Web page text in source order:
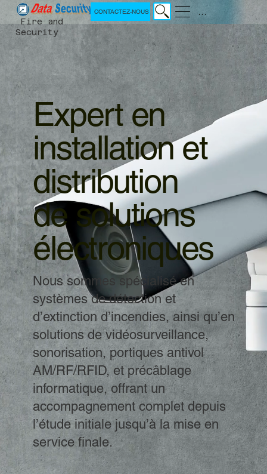
Fire and
Security
Menu
CONTACTEZ-NOUS
Expert en
installation et
distribution
de solutions
électroniques
Nous sommes spécialisé en
systèmes de détection et
d’extinction d’incendies, ainsi qu’en
solutions de vidéosurveillance,
sonorisation, portiques antivol
AM/RF/RFID, et précâblage
informatique, offrant un
accompagnement complet depuis
l’étude initiale jusqu’à la mise en
service finale.